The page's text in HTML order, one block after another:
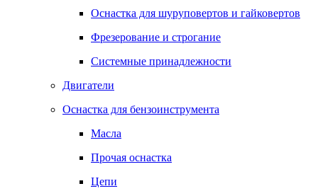
Оснастка для шуруповертов и гайковертов
Фрезерование и строгание
Системные принадлежности
Двигатели
Оснастка для бензоинструмента
Масла
Прочая оснастка
Цепи